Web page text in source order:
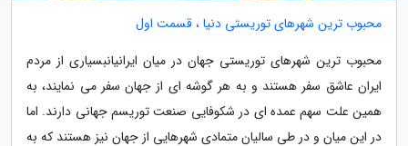
محبوب ترین شهرهای توریستی دنیا ، قسمت اول
محبوب ترین شهرهای توریستی جهان در میان ایرانیانبسیاری از مردم
ایران عاشق سفر هستند و به هر گوشه ای از جهان سفر می نمایند، به
همین علت سهم عمده ای در شکوفایی صنعت توریسم جهانی دارند. اما
در این میان و در طی سالیان متمادی شهرهایی از جهان نیز هستند که به